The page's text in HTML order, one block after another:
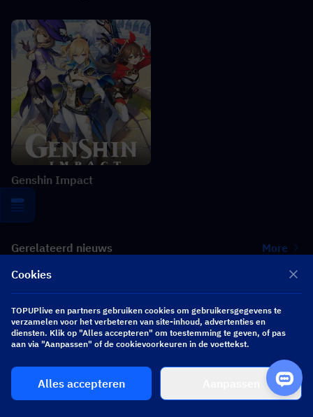
Genshin Impact
Gerelateerd nieuws More
Heartopia × Dave the Diver-samenwerking: Gids voor
duikkleppen en beloningen
Zenless Zone Zero 3.2 Claret Leak: Kit, Materialen, Signature W-
Engine & Mindscape Cinema
Where Winds Meet Summer Spree Evenementgids: Gameplay,
Taken en Beloningen
Cookies
TOPUPlive en partners gebruiken cookies om gebruikersgegevens te
verzamelen voor het verbeteren van site-inhoud, advertenties en
diensten. Klik op "Alles accepteren" om toestemming te geven, of pas
aan via "Aanpassen" of de cookievoorkeuren in de voettekst.
Alles accepteren